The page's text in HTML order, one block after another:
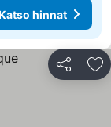
hinnat
Jaa